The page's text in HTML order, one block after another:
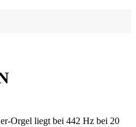
Orgel liegt bei 442 Hz bei 20